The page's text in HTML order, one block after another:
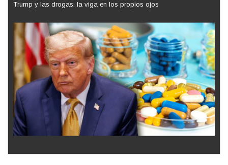
Trump y las drogas: la viga en los propios ojos